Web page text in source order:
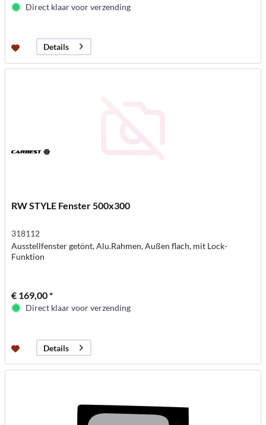
Direct klaar voor verzending
Details
RW STYLE Fenster 500x300
318112
Ausstellfenster getönt, Alu.Rahmen, Außen flach, mit Lock-
Funktion
€ 169,00 *
Direct klaar voor verzending
Details